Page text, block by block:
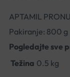
APTAMIL
Pakiranje: 800 g
Pogledajte sve
Težina 0.5 kg